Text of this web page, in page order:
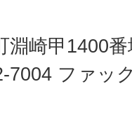
淵崎甲1400
7004 ファッ